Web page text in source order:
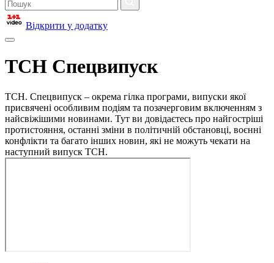
Відкрити у додатку
ТСН Спецвипуск
ТСН. Спецвипуск – окрема гілка програми, випуски якої
присвячені особливим подіям та позачерговим включенням з
найсвіжішими новинами. Тут ви довідаєтесь про найгостріші
протистояння, останні зміни в політичній обстановці, воєнні
конфлікти та багато інших новин, які не можуть чекати на
наступний випуск ТСН.